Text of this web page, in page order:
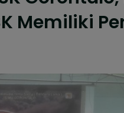
Memiliki